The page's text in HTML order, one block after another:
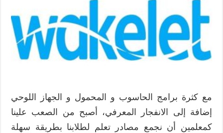
مع كثرة برامج الحاسوب و المحمول و الجهاز اللوحي
إضافة إلى الانفجار المعرفي، أصبح من الصعب علينا
كمعلمين أن نجمع مصادر تعلم لطلابنا بطريقة سهلة